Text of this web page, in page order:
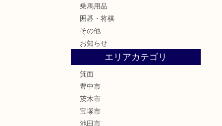
乗馬用品
囲碁・将棋
その他
お知らせ
エリアカテゴリ
箕面
豊中市
茨木市
宝塚市
池田市